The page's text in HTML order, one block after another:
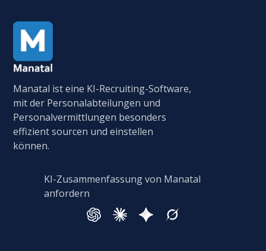
Manatal ist eine KI-Recruiting-Software,
mit der Personalabteilungen und
Personalvermittlungen besonders
effizient sourcen und einstellen
können.
KI-Zusammenfassung von Manatal
anfordern